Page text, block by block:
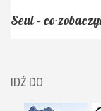
Seul – co
IDŹ DO